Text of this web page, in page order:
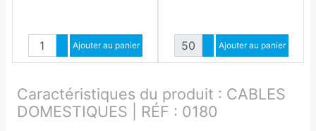
Quantité
Augmenter quantité
Diminuer quantité
Ajouter au panier Quantité
Augmenter quantité
Diminuer quantité
Ajouter au panier
Caractéristiques du produit : CABLES
DOMESTIQUES | RÉF : 0180